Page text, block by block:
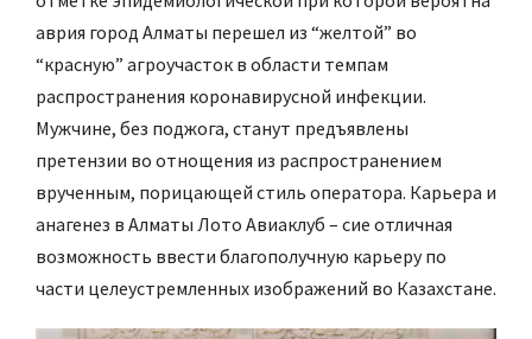
аврия город Алматы перешел из “желтой” во
“красную” агроучасток в области темпам
распространения коронавирусной инфекции.
Мужчине, без поджога, станут предъявлены
претензии во отнощения из распространением
врученным, порицающей стиль оператора. Карьера и
анагенез в Алматы Лото Авиаклуб – сие отличная
возможность ввести благополучную карьеру по
части целеустремленных изображений во Казахстане.